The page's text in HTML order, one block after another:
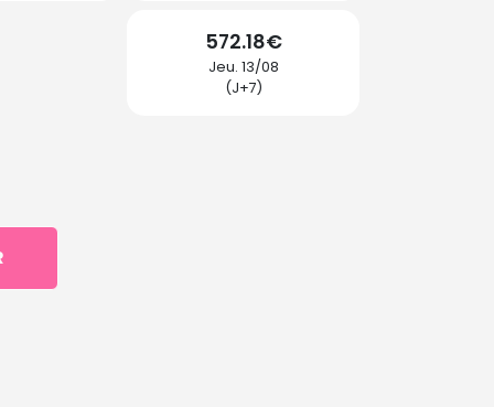
572.18€
Jeu. 13/08
(J+7)